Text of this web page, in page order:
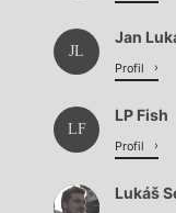
JL
Jan
Profil
LF
LP Fish
Profil
Lukáš